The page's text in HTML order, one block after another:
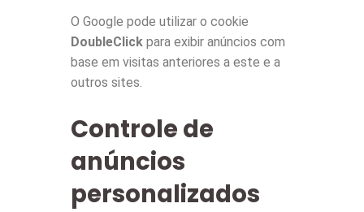
O Google pode utilizar o cookie
DoubleClick para exibir anúncios com
base em visitas anteriores a este e a
outros sites.
Controle de
anúncios
personalizados